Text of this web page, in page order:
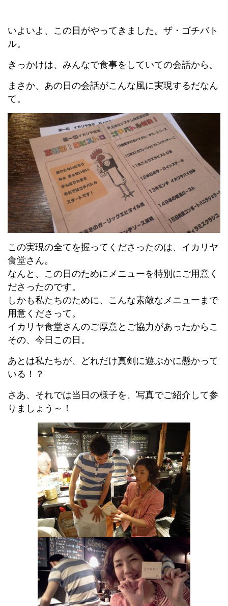
いよいよ、この日がやってきました。ザ・ゴチバト
ル。
きっかけは、みんなで食事をしていての会話から。
まさか、あの日の会話がこんな風に実現するだなん
て。
この実現の全てを握ってくださったのは、イカリヤ
食堂さん。
なんと、この日のためにメニューを特別にご用意く
ださったのです。
しかも私たちのために、こんな素敵なメニューまで
用意くださって。
イカリヤ食堂さんのご厚意とご協力があったからこ
その、今日この日。
あとは私たちが、どれだけ真剣に遊ぶかに懸かって
いる！？
さあ、それでは当日の様子を、写真でご紹介して参
りましょう～！